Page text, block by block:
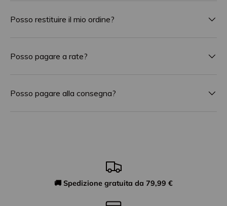
Posso restituire il mio ordine?
Posso pagare a rate?
Posso pagare alla consegna?
🚚 Spedizione gratuita da 79,99 €